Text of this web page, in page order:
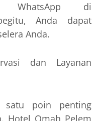
WhatsApp di
Anda dapat
Anda.
dan Layanan
satu poin penting
Hotel Omah Pelem